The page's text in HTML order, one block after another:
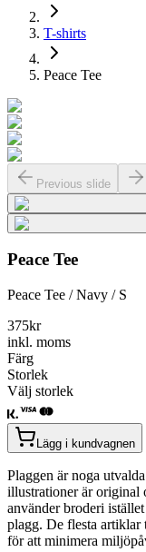
T-shirts
Peace Tee
Previous slide
Peace Tee
Peace Tee / Navy / S
375kr
inkl. moms
Färg
Storlek
Välj storlek
Lägg i kundvagnen
Plaggen är noga
illustrationer är original
använder broderi
plagg. De flesta
för att minimera